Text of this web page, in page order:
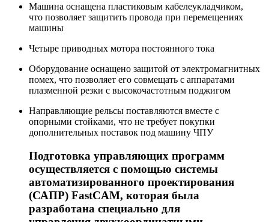
Машина оснащена пластиковым кабелеукладчиком,
что позволяет защитить провода при перемещениях
машины
Четыре приводных мотора постоянного тока
Оборудование оснащено защитой от электромагнитных
помех, что позволяет его совмещать с аппаратами
плазменной резки c высокочастотным поджигом
Направляющие рельсы поставляются вместе с
опорными стойками, что не требует покупки
дополнительных поставок под машину ЧПУ
Подготовка управляющих программ
осуществляется с помощью системы
автоматизированного проектирования
(САПР) FastCAM, которая была
разработана специально для